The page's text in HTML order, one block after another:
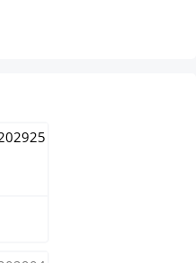
producto